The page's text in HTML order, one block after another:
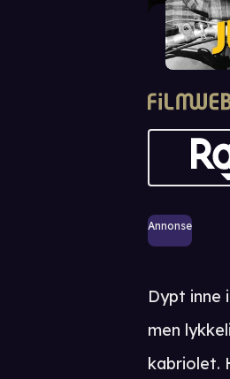
Annonse
Dypt inne
men
kabriolet.